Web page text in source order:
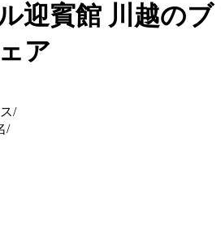
迎賓館 川越のブ
ア
/
/